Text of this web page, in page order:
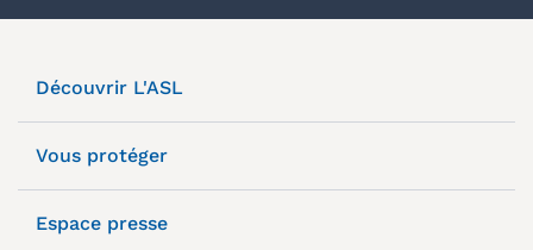
Découvrir L'ASL
Vous protéger
Espace presse